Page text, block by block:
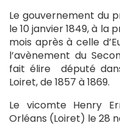
Le gouvernement du
le 10 janvier 1849, à la
mois après à celle
l’avènement du
fait élire député
Loiret, de 1857 à 1869.
Le vicomte Henry
Orléans (Loiret) le 28